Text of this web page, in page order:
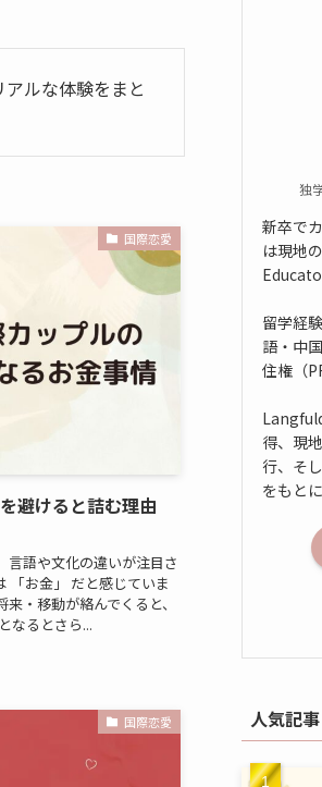
ルな体験をまと
国際恋愛
避けると詰む理由
語や文化の違いが注目さ
「お金」 だと感じていま
・移動が絡んでくると、
なるとさら...
国際恋愛
独
新卒で
は現地
留学経
語・中
住権（
得、現
行、そ
をもと
人気記事